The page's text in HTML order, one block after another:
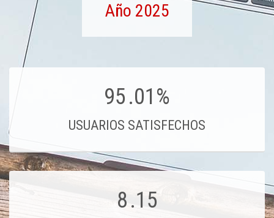
Año 2025
95.01%
USUARIOS SATISFECHOS
8.15